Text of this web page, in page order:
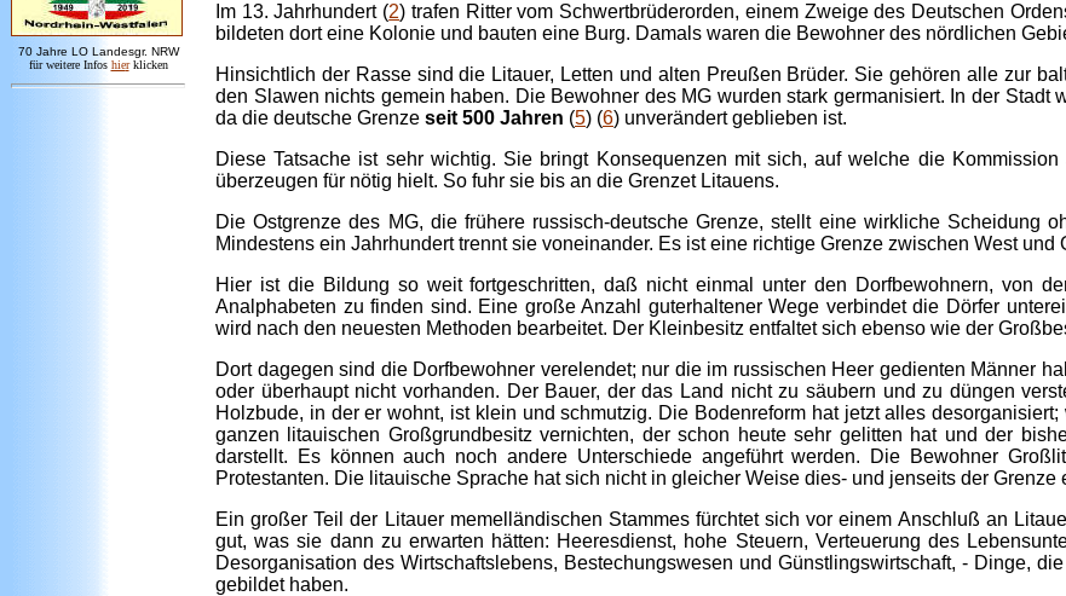
70 Jahre LO Landesgr. NRW
für weitere Infos hier klicken
Im 13. Jahrhundert (2) trafen Ritter vom Schwertbrüderorden, einem Zweige des Deutschen
bildeten dort eine Kolonie und bauten eine Burg. Damals waren die Bewohner des nördlichen
Hinsichtlich der Rasse sind die Litauer, Letten und alten Preußen Brüder. Sie gehören alle zur
den Slawen nichts gemein haben. Die Bewohner des MG wurden stark germanisiert. In der Stadt
da die deutsche Grenze seit 500 Jahren (5) (6) unverändert geblieben ist.
Diese Tatsache ist sehr wichtig. Sie bringt Konsequenzen mit sich, auf welche die
überzeugen für nötig hielt. So fuhr sie bis an die Grenzet Litauens.
Die Ostgrenze des MG, die frühere russisch-deutsche Grenze, stellt eine wirkliche Scheidung
Mindestens ein Jahrhundert trennt sie voneinander. Es ist eine richtige Grenze zwischen West und
Hier ist die Bildung so weit fortgeschritten, daß nicht einmal unter den Dorfbewohnern, von
Analphabeten zu finden sind. Eine große Anzahl guterhaltener Wege verbindet die Dörfer
wird nach den neuesten Methoden bearbeitet. Der Kleinbesitz entfaltet sich ebenso wie der
Dort dagegen sind die Dorfbewohner verelendet; nur die im russischen Heer gedienten Männer
oder überhaupt nicht vorhanden. Der Bauer, der das Land nicht zu säubern und zu düngen
Holzbude, in der er wohnt, ist klein und schmutzig. Die Bodenreform hat jetzt alles
ganzen litauischen Großgrundbesitz vernichten, der schon heute sehr gelitten hat und der
darstellt. Es können auch noch andere Unterschiede angeführt werden. Die Bewohner
Protestanten. Die litauische Sprache hat sich nicht in gleicher Weise dies- und jenseits der Grenze
Ein großer Teil der Litauer memelländischen Stammes fürchtet sich vor einem Anschluß an
gut, was sie dann zu erwarten hätten: Heeresdienst, hohe Steuern, Verteuerung des
Desorganisation des Wirtschaftslebens, Bestechungswesen und Günstlingswirtschaft, - Dinge,
gebildet haben.